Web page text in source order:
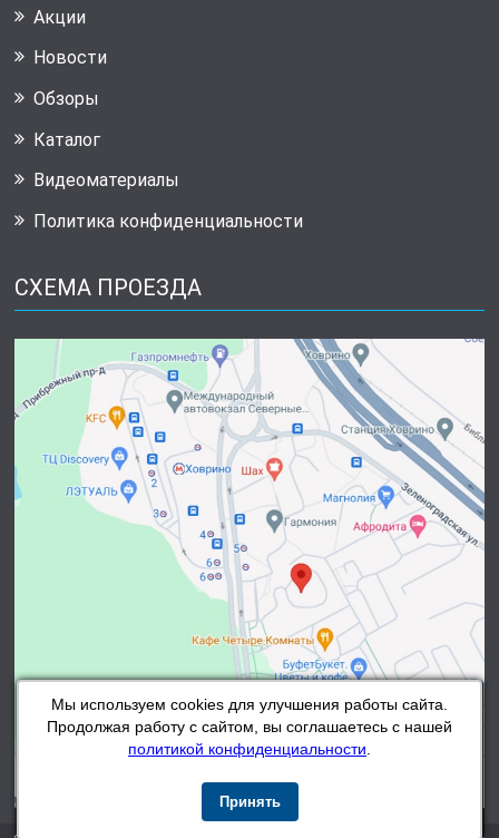
Мы используем cookies для улучшения работы сайта.
Продолжая работу с сайтом, вы соглашаетесь с нашей
политикой конфиденциальности
Принять
Акции
Новости
Обзоры
Каталог
Видеоматериалы
Политика конфиденциальности
СХЕМА ПРОЕЗДА